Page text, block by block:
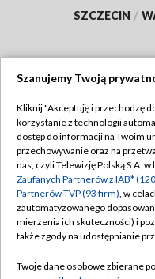
SZCZECIN /
Abonament TVP
Emisja w TVP
Centrum informacji
Naziemna Telewizja
Szanujemy Twoją
Kliknij "Akceptuję i przechodzę
korzystanie z technologii
dostęp do informacji na Twoim
przechowywanie oraz na
nas, czyli Telewizję Polską S.A.
Zaufanych Partnerów z IAB*
Partnerów TVP (93 firm), w
zautomatyzowanego
mierzenia ich skuteczności) i
także zgody na udostępnianie
Twoje dane osobowe zbierane